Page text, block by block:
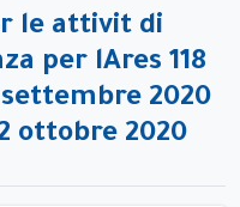
le attivit di
per lAres 118
settembre 2020
ottobre 2020